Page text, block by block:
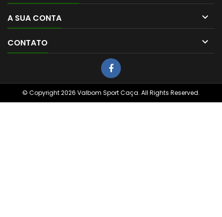
A SUA CONTA 
CONTATO 
© Copyright 2026 Valbom Sport Caça. All Rights Reserved.